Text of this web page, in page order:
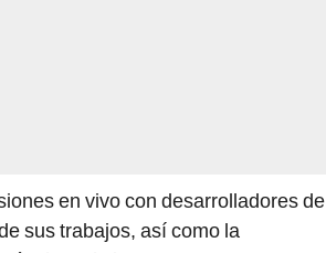
en vivo con desarrolladores de
sus trabajos, así como la